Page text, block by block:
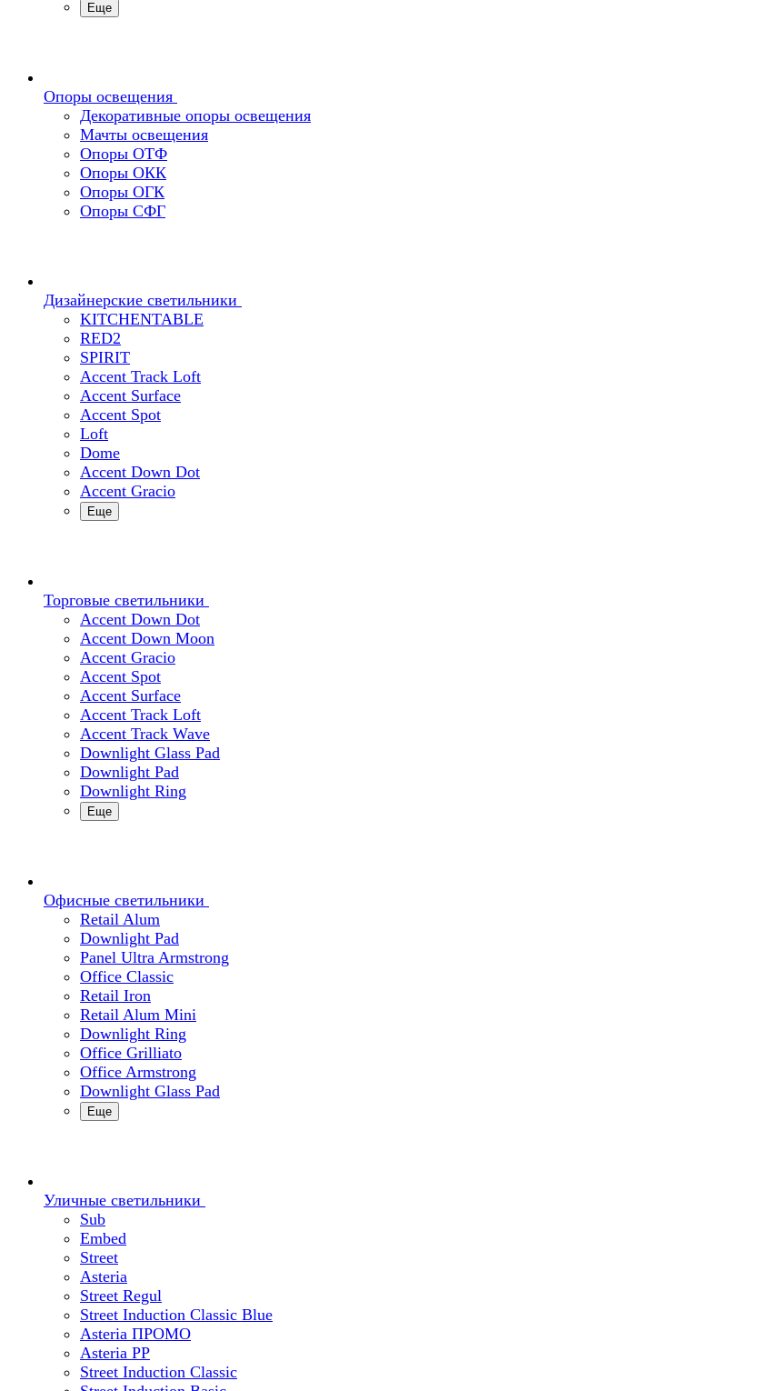
Еще
Опоры освещения
Декоративные опоры освещения
Мачты освещения
Опоры ОТФ
Опоры ОКК
Опоры ОГК
Опоры СФГ
Дизайнерские светильники
KITCHENTABLE
RED2
SPIRIT
Accent Track Loft
Accent Surface
Accent Spot
Loft
Dome
Accent Down Dot
Accent Gracio
Еще
Торговые светильники
Accent Down Dot
Accent Down Moon
Accent Gracio
Accent Spot
Accent Surface
Accent Track Loft
Accent Track Wave
Downlight Glass Pad
Downlight Pad
Downlight Ring
Еще
Офисные светильники
Retail Alum
Downlight Pad
Panel Ultra Armstrong
Office Classic
Retail Iron
Retail Alum Mini
Downlight Ring
Office Grilliato
Office Armstrong
Downlight Glass Pad
Еще
Уличные светильники
Sub
Embed
Street
Asteria
Street Regul
Street Induction Classic Blue
Asteria ПРОМО
Asteria PP
Street Induction Classic